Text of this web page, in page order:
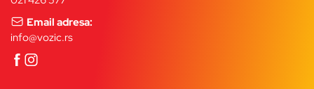
Email adresa:
info@vozic.rs